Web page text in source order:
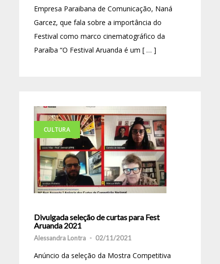
Empresa Paraibana de Comunicação, Naná
Garcez, que fala sobre a importância do
Festival como marco cinematográfico da
Paraíba “O Festival Aruanda é um [ … ]
CULTURA
Divulgada seleção de curtas para Fest
Aruanda 2021
Alessandra Lontra - 02/11/2021
Anúncio da seleção da Mostra Competitiva